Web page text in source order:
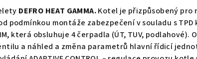
DEFRO HEAT GAMMA.Kotel je přizpůsobený pro
podmínkou montáže zabezpečení v souladu s TPD
která obsluhuje 4 čerpadla (ÚT, TUV, podlahové).
a náhled a změna parametrů hlavní řídicí